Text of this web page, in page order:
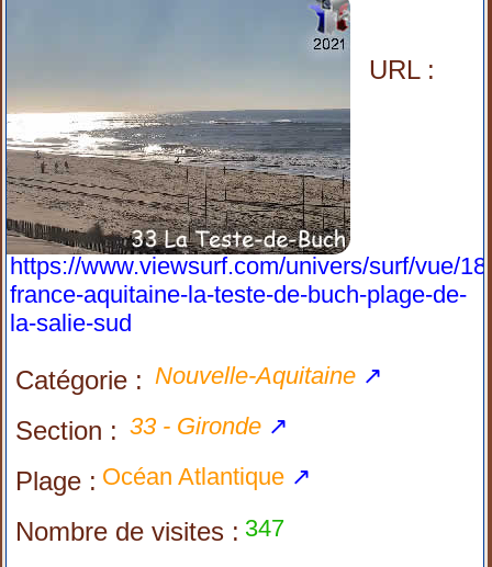
URL :
https://www.viewsurf.com/univers/surf/vue/
france-aquitaine-la-teste-de-buch-plage-de-
la-salie-sud
Catégorie : Nouvelle-Aquitaine ↗
Section : 33 - Gironde ↗
Plage : Océan Atlantique ↗
Nombre de visites : 347